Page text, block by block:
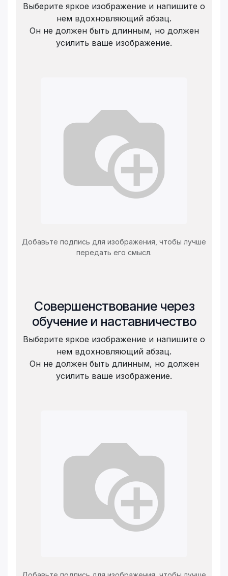
Выберите яркое изображение и напишите о
нем вдохновляющий абзац.
Он не должен быть длинным, но должен
усилить ваше изображение.
Добавьте подпись для изображения, чтобы лучше
передать его смысл.
Совершенствование через
обучение и наставничество
Выберите яркое изображение и напишите о
нем вдохновляющий абзац.
Он не должен быть длинным, но должен
усилить ваше изображение.